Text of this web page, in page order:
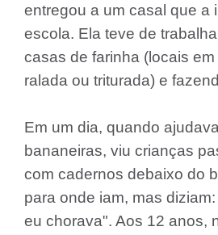
entregou a um casal que a
escola. Ela teve de
casas de farinha (locais
ralada ou triturada) e
Em um dia, quando
bananeiras, viu crianças
com cadernos debaixo do
para onde iam, mas
eu chorava". Aos 12 anos,